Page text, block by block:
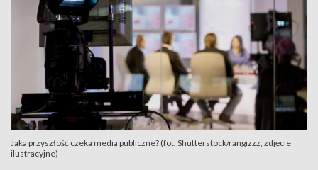
Jaka przyszłość czeka media publiczne? (fot. Shutterstock/rangizzz, zdjęcie
ilustracyjne)